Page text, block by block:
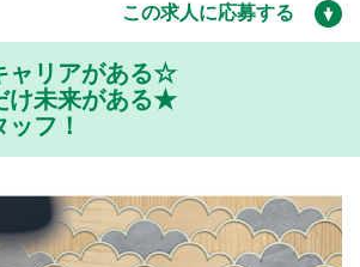
この求人に応募する
ャリアがある☆
け未来がある★
フ！